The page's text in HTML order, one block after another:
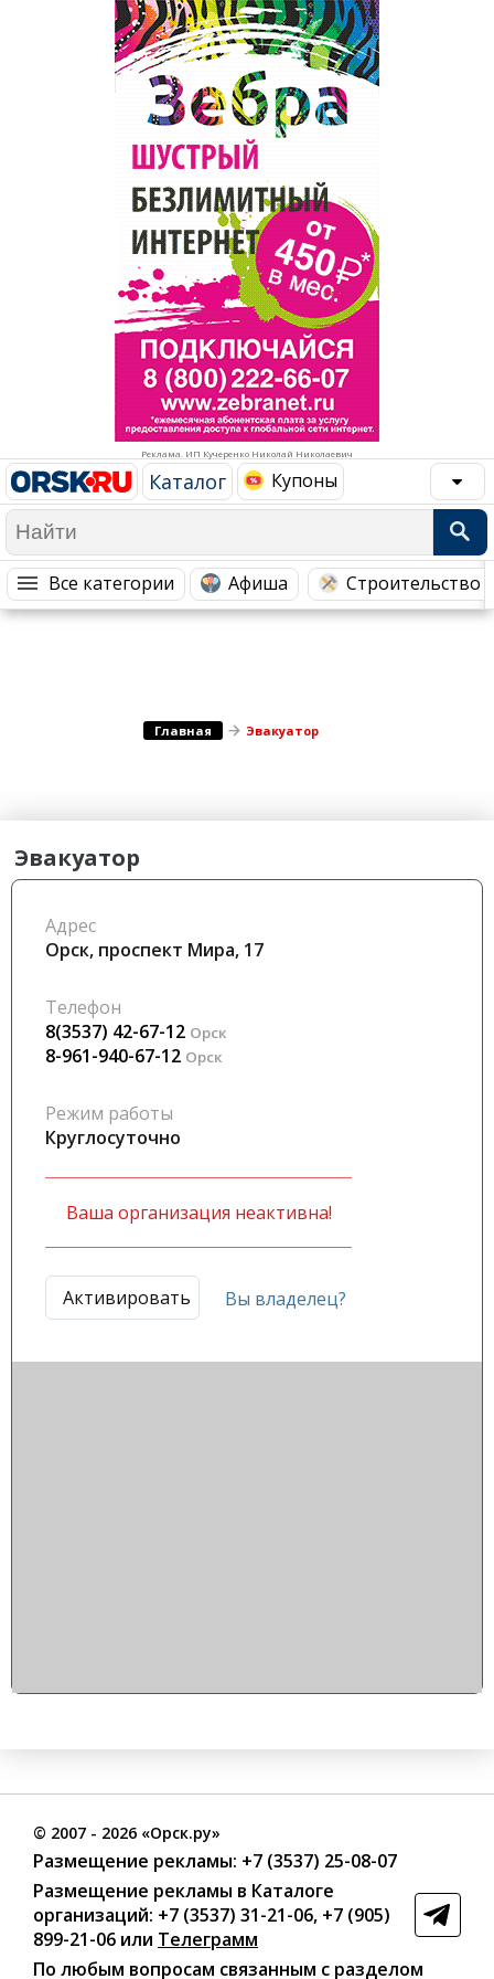
Реклама. ИП Кучеренко Николай Николаевич
Каталог Купоны
Все категории Афиша Строительство
Рестораны, кафе, бары
Развлечения и отдых
Спорт Фитнес
Недвижимость
Красота Косметология
Медицина Здоровье
Гостиницы
Торговля
Бизнес и финансы
Юристы, Экспертиза, Страхование
Ремонт
Социальные организации
Это интересно
Администрация
Промышленность
Городское хозяйство
Популярное →
Главная Эвакуатор
Эвакуатор
Адрес
Орск, проспект Мира, 17
Телефон
8(3537) 42-67-12 Орск
8-961-940-67-12 Орск
Режим работы
Круглосуточно
Ваша организация неактивна!
Активировать Вы владелец?
© 2007 - 2026 «Орск.ру»
Размещение рекламы: +7 (3537) 25-08-07
Размещение рекламы в Каталоге
организаций: +7 (3537) 31-21-06, +7 (905)
899-21-06 или Телеграмм
По любым вопросам связанным с разделом